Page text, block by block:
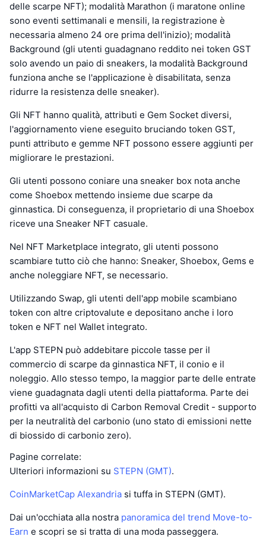
delle scarpe NFT); modalità Marathon (i maratone online
sono eventi settimanali e mensili, la registrazione è
necessaria almeno 24 ore prima dell'inizio); modalità
Background (gli utenti guadagnano reddito nei token GST
solo avendo un paio di sneakers, la modalità Background
funziona anche se l'applicazione è disabilitata, senza
ridurre la resistenza delle sneaker).
Gli NFT hanno qualità, attributi e Gem Socket diversi,
l'aggiornamento viene eseguito bruciando token GST,
punti attributo e gemme NFT possono essere aggiunti per
migliorare le prestazioni.
Gli utenti possono coniare una sneaker box nota anche
come Shoebox mettendo insieme due scarpe da
ginnastica. Di conseguenza, il proprietario di una Shoebox
riceve una Sneaker NFT casuale.
Nel NFT Marketplace integrato, gli utenti possono
scambiare tutto ciò che hanno: Sneaker, Shoebox, Gems e
anche noleggiare NFT, se necessario.
Utilizzando Swap, gli utenti dell'app mobile scambiano
token con altre criptovalute e depositano anche i loro
token e NFT nel Wallet integrato.
L'app STEPN può addebitare piccole tasse per il
commercio di scarpe da ginnastica NFT, il conio e il
noleggio. Allo stesso tempo, la maggior parte delle entrate
viene guadagnata dagli utenti della piattaforma. Parte dei
profitti va all'acquisto di Carbon Removal Credit - supporto
per la neutralità del carbonio (uno stato di emissioni nette
di biossido di carbonio zero).
Pagine correlate:
Ulteriori informazioni su STEPN (GMT).
CoinMarketCap Alexandria si tuffa in STEPN (GMT).
Dai un'occhiata alla nostra panoramica del trend Move-to-
Earn e scopri se si tratta di una moda passeggera.